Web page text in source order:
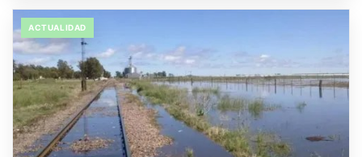
ACTUALIDAD